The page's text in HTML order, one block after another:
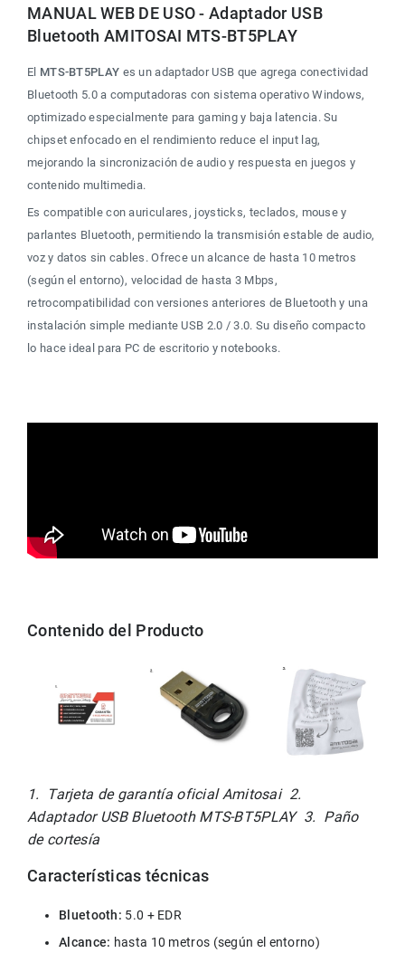
MANUAL WEB DE USO - Adaptador USB
Bluetooth AMITOSAI MTS-BT5PLAY
El MTS-BT5PLAY es un adaptador USB que agrega conectividad
Bluetooth 5.0 a computadoras con sistema operativo Windows,
optimizado especialmente para gaming y baja latencia. Su
chipset enfocado en el rendimiento reduce el input lag,
mejorando la sincronización de audio y respuesta en juegos y
contenido multimedia.
Es compatible con auriculares, joysticks, teclados, mouse y
parlantes Bluetooth, permitiendo la transmisión estable de audio,
voz y datos sin cables. Ofrece un alcance de hasta 10 metros
(según el entorno), velocidad de hasta 3 Mbps,
retrocompatibilidad con versiones anteriores de Bluetooth y una
instalación simple mediante USB 2.0 / 3.0. Su diseño compacto
lo hace ideal para PC de escritorio y notebooks.
Contenido del Producto
1.  Tarjeta de garantía oficial Amitosai  2.
Adaptador USB Bluetooth MTS-BT5PLAY  3.  Paño
de cortesía
Características técnicas
Bluetooth: 5.0 + EDR
Alcance: hasta 10 metros (según el entorno)